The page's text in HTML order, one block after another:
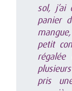
sol, j’ai
panier
petit
pris